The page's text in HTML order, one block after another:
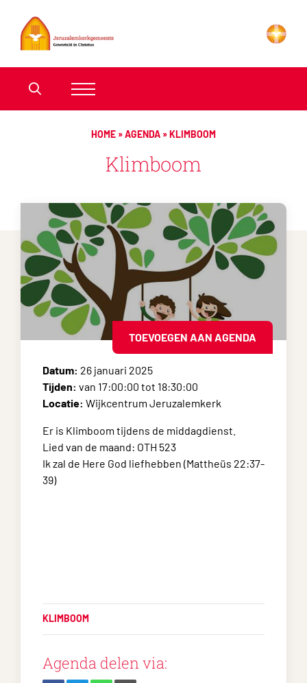
HOME »AGENDA »KLIMBOOM
Klimboom
TOEVOEGEN AAN AGENDA
Datum: 26 januari 2025
Tijden: van 17:00:00 tot 18:30:00
Locatie: Wijkcentrum Jeruzalemkerk
Er is Klimboom tijdens de middagdienst.
Lied van de maand: OTH 523
Ik zal de Here God liefhebben (Mattheüs 22:37-
39)
KLIMBOOM
Agenda delen via: